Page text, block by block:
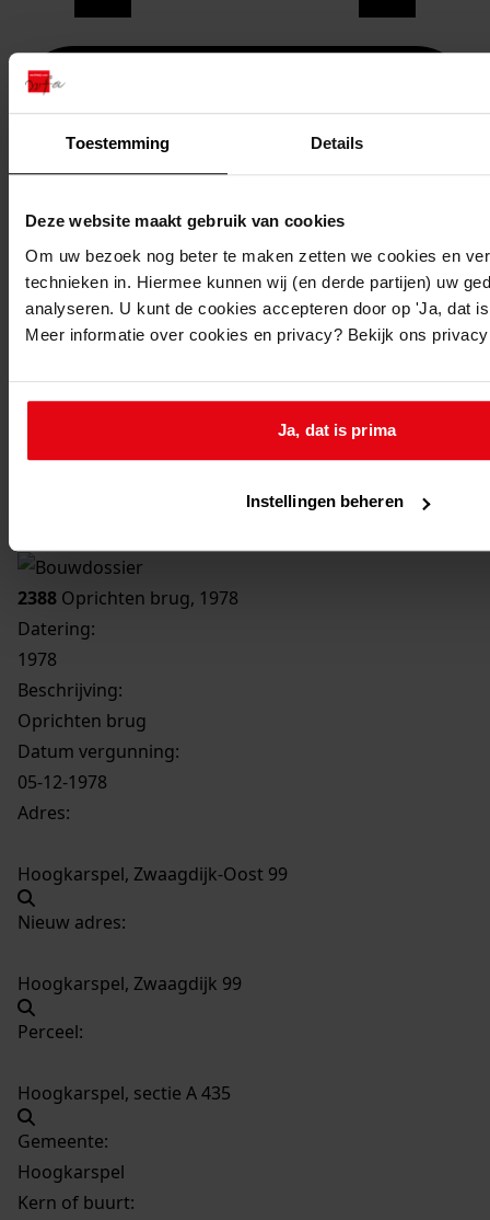
Toestemming Details
Deze website maakt gebruik van cookies
Om uw bezoek nog beter te maken zetten we cookies en
technieken in. Hiermee kunnen wij (en derde partijen) uw
analyseren. U kunt de cookies accepteren door op 'Ja, dat
Meer informatie over cookies en privacy? Bekijk ons
Ja, dat is prima
Instellingen beheren
Printen
duurzaam webadres
2388 Oprichten brug, 1978
Datering:
1978
Beschrijving:
Oprichten brug
Datum vergunning:
05-12-1978
Adres:
Hoogkarspel, Zwaagdijk-Oost 99
Nieuw adres:
Hoogkarspel, Zwaagdijk 99
Perceel:
Hoogkarspel, sectie A 435
Gemeente:
Hoogkarspel
Kern of buurt: